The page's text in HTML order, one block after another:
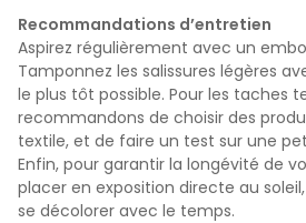
Recommandations d’entretien
Aspirez régulièrement avec un
Tamponnez les salissures légères
le plus tôt possible. Pour les taches
recommandons de choisir des
textile, et de faire un test sur une
Enfin, pour garantir la longévité de
placer en exposition directe au
se décolorer avec le temps.